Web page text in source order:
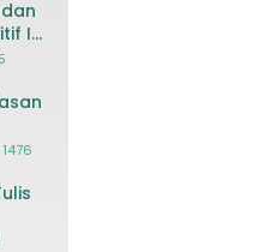
Ini
1476